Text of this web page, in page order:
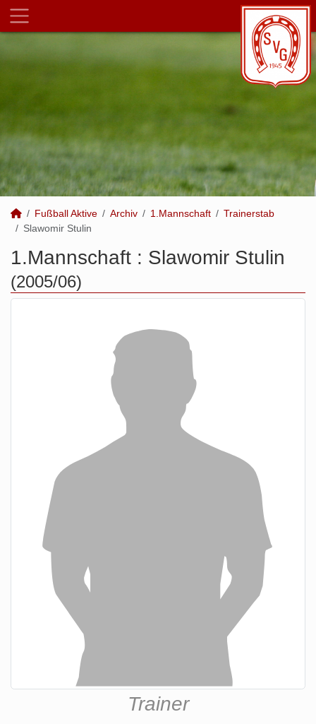
Fußball Aktive Archiv 1.Mannschaft
Trainerstab
Slawomir Stulin
1.Mannschaft : Slawomir Stulin
(2005/06)
Trainer